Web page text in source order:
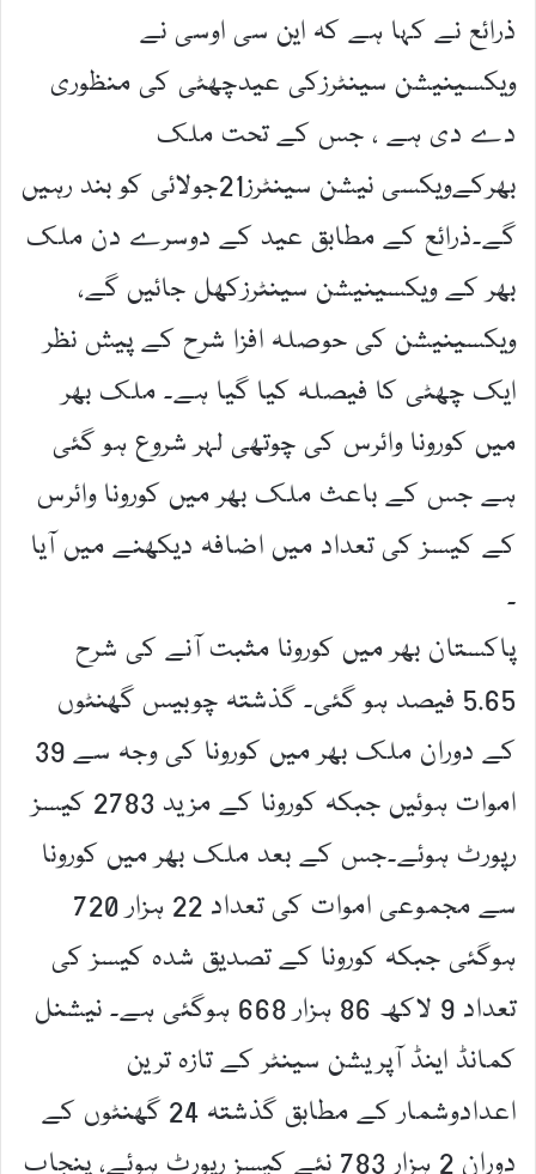
ذرائع نے کہا ہے کہ این سی اوسی نے
ویکسینیشن سینٹرزکی عیدچھٹی کی منظوری
دے دی ہے ، جس کے تحت ملک
بھرکےویکسی نیشن سینٹرز21جولائی کو بند رہیں
گے۔ذرائع کے مطابق عید کے دوسرے دن ملک
بھر کے ویکسینیشن سینٹرزکھل جائیں گے،
ویکسینیشن کی حوصلہ افزا شرح کے پیش نظر
ایک چھٹی کا فیصلہ کیا گیا ہے۔ ملک بھر
میں کورونا وائرس کی چوتھی لہر شروع ہو گئی
ہے جس کے باعث ملک بھر میں کورونا وائرس
کے کیسز کی تعداد میں اضافہ دیکھنے میں آیا
۔
پاکستان بھر میں کورونا مثبت آنے کی شرح
5.65 فیصد ہو گئی۔ گذشتہ چوبیس گھنٹوں
کے دوران ملک بھر میں کورونا کی وجہ سے 39
اموات ہوئیں جبکہ کورونا کے مزید 2783 کیسز
رپورٹ ہوئے۔جس کے بعد ملک بھر میں کورونا
سے مجموعی اموات کی تعداد 22 ہزار 720
ہوگئی جبکہ کورونا کے تصدیق شدہ کیسز کی
تعداد 9 لاکھ 86 ہزار 668 ہوگئی ہے۔ نیشنل
کمانڈ اینڈ آپریشن سینٹر کے تازہ ترین
اعدادوشمار کے مطابق گذشتہ 24 گھنٹوں کے
دوران 2 ہزار 783 نئے کیسز رپورٹ ہوئے، پنجاب